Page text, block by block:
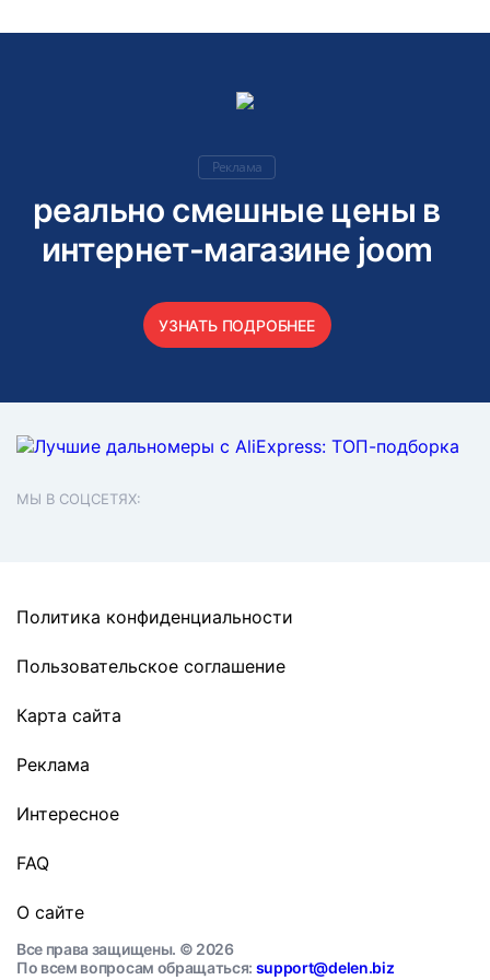
Реклама
реально смешные цены в
интернет-магазине joom
УЗНАТЬ ПОДРОБНЕЕ
МЫ В СОЦСЕТЯХ:
Политика конфиденциальности
Пользовательское соглашение
Карта сайта
Реклама
Интересное
FAQ
О сайте
Все права защищены. © 2026
По всем вопросам обращаться: support@delen.biz